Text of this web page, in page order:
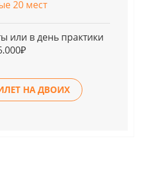
20 мест
или в день практики
НА ДВОИХ